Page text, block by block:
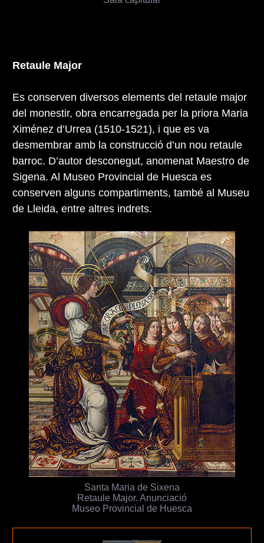
Retaule Major
Es conserven diversos elements del retaule major
del monestir, obra encarregada per la priora Maria
Ximénez d’Urrea (1510-1521), i que es va
desmembrar amb la construcció d’un nou retaule
barroc. D’autor desconegut, anomenat Maestro de
Sigena. Al Museo Provincial de Huesca es
conserven alguns compartiments, també al Museu
de Lleida, entre altres indrets.
Santa Maria de Sixena
Retaule Major. Anunciació
Museo Provincial de Huesca